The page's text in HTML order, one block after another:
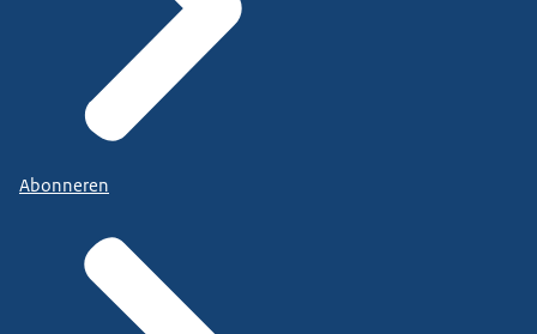
Abonneren